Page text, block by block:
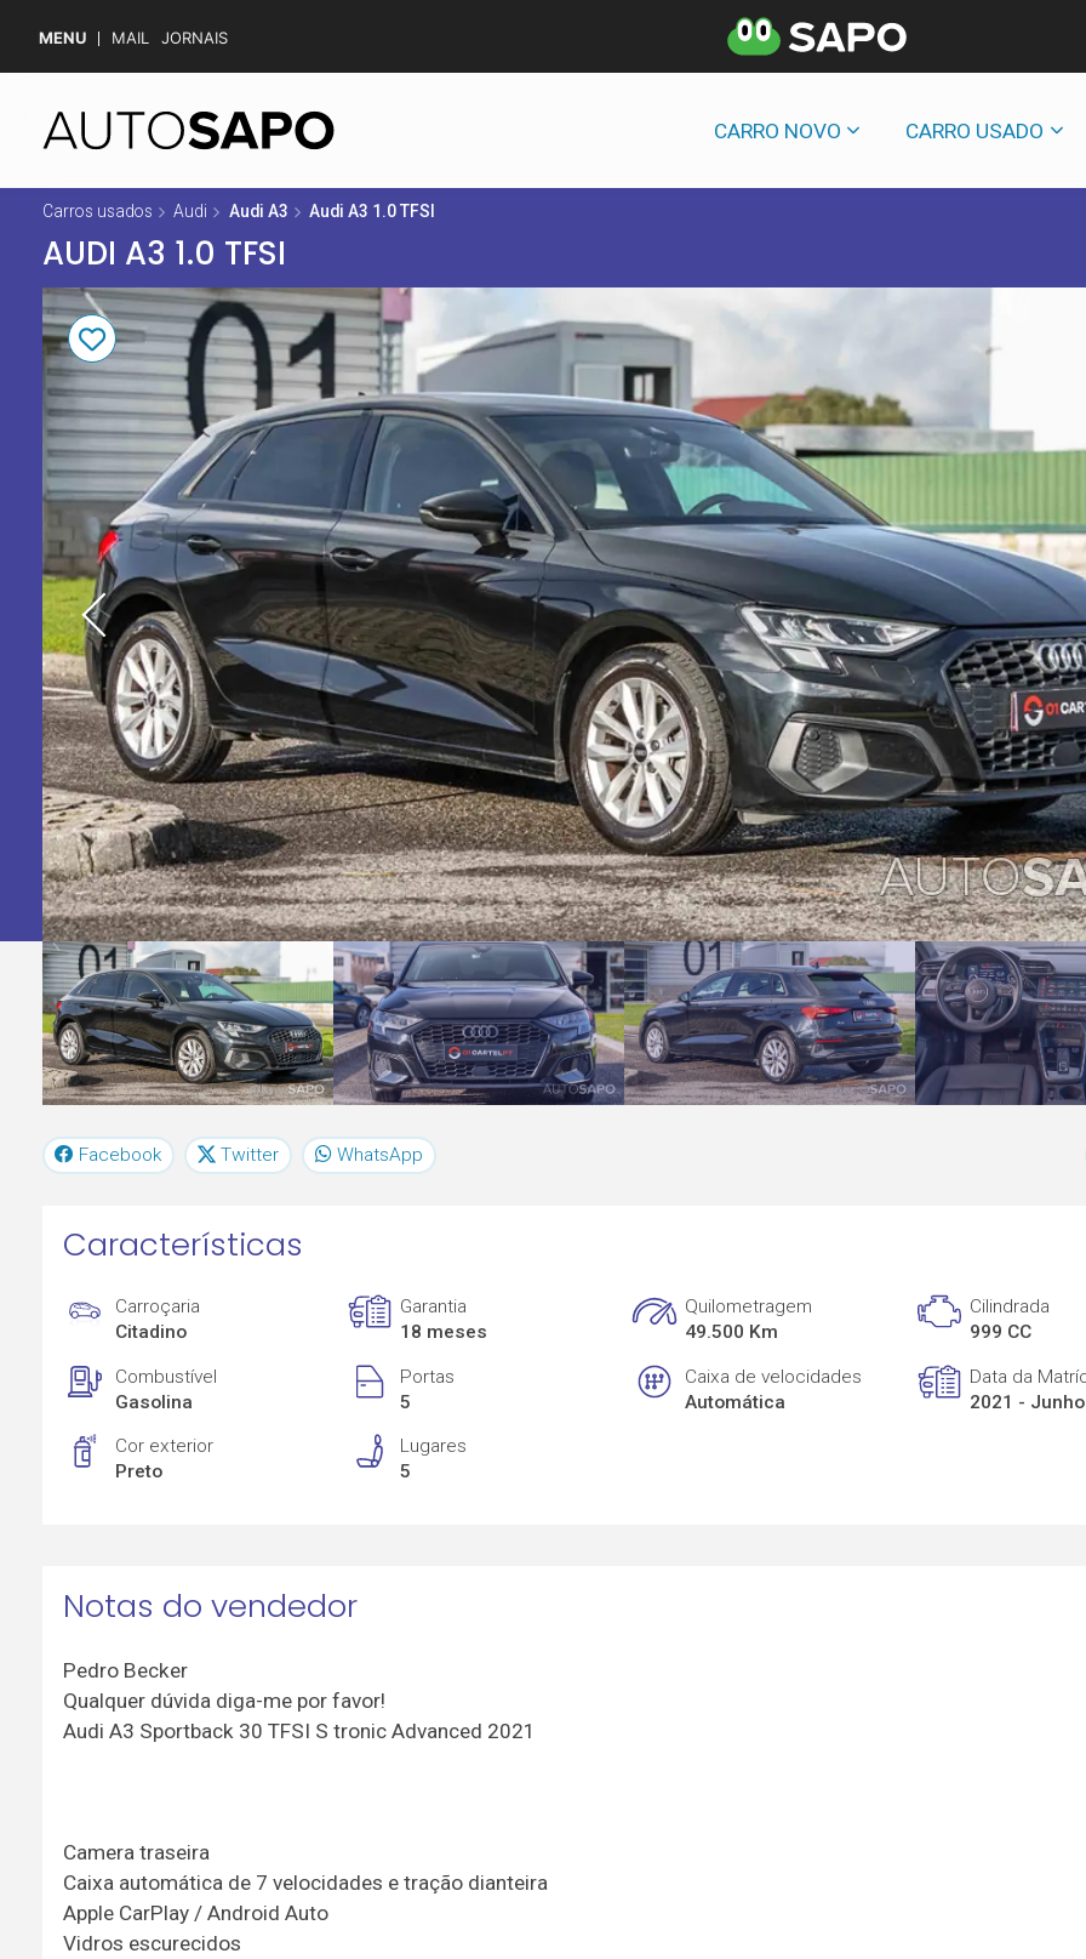
MENU MAIL JORNAIS
CARRO NOVO CARRO USADO
Carros usados Audi Audi A3 Audi A3 1.0 TFSI
AUDI A3 1.0 TFSI
Facebook Twitter WhatsApp
Características
Carroçaria
Citadino
Garantia
18 meses
Quilometragem
49.500 Km
Cilindrada
999 CC
Combustível
Gasolina
Portas
5
Caixa de velocidades
Automática
Data da
2021 - Junho
Cor exterior
Preto
Lugares
5
Notas do vendedor
Pedro Becker
Qualquer dúvida diga-me por favor!
Audi A3 Sportback 30 TFSI S tronic Advanced 2021
Camera traseira
Caixa automática de 7 velocidades e tração dianteira
Apple CarPlay / Android Auto
Vidros escurecidos